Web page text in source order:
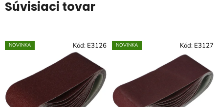
Súvisiaci tovar
NOVINKA Kód: E3126 NOVINKA Kód: E3127